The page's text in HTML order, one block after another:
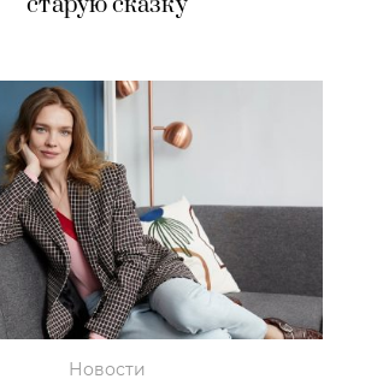
Новости